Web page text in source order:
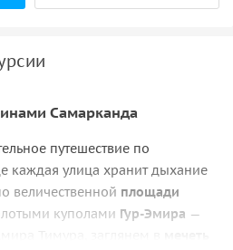
Самарканда
путешествие по
каждая улица хранит дыхание
величественной площади
куполами Гур-Эмира —